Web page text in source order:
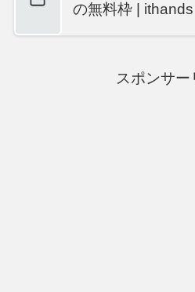
の無料枠 | ithands
スポンサー